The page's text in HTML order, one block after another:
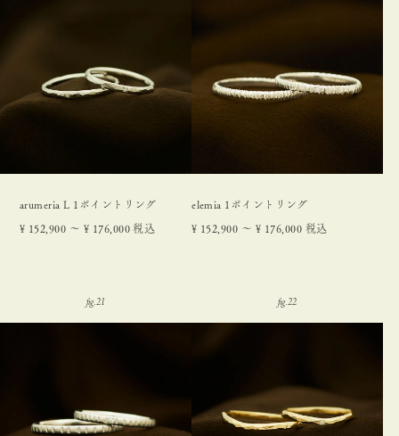
arumeria L 1ポイントリング
¥ 152,900 〜 ¥ 176,000 税込
elemia 1ポイントリング
¥ 152,900 〜 ¥ 176,000 税込